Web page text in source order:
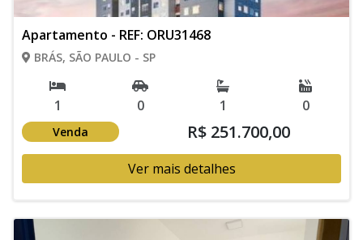
Apartamento - REF: ORU31468
BRÁS, SÃO PAULO - SP
1 0 1 0
Venda R$ 251.700,00
Ver mais detalhes